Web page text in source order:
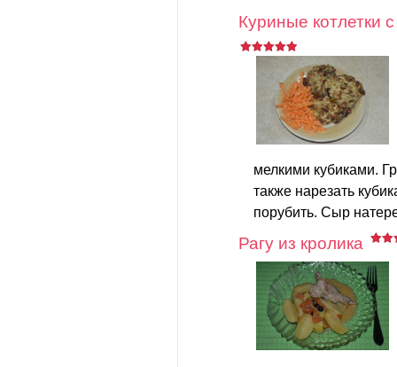
Куриные котлетки
мелкими кубиками.
также нарезать
порубить. Сыр
Рагу из кролика